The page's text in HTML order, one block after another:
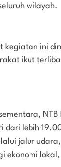
wilayah.
kegiatan ini
ikut
dari lebih
jalur
ekonomi